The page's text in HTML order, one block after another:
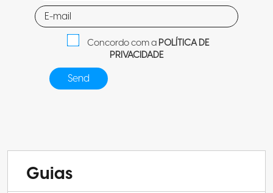
Concordo com aPOLÍTICA DE
PRIVACIDADE
Guias